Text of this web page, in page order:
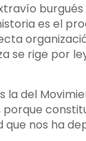
es el
se rige por
la del
nos ha